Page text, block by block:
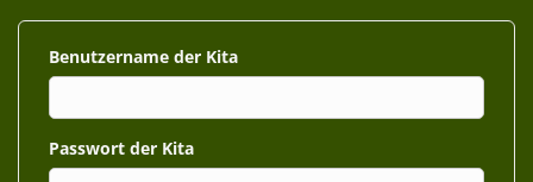
Benutzername
Passwort